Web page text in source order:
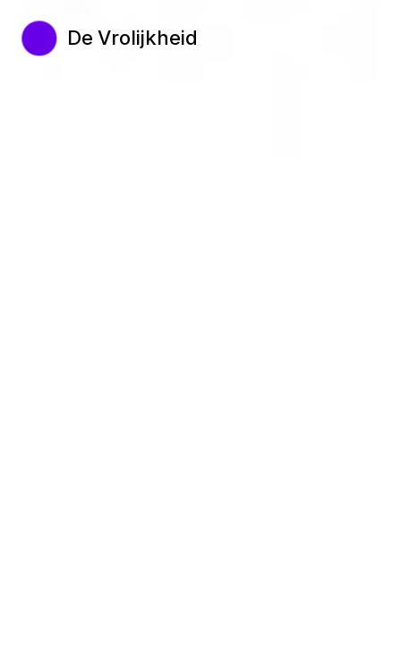
De Vrolijkheid